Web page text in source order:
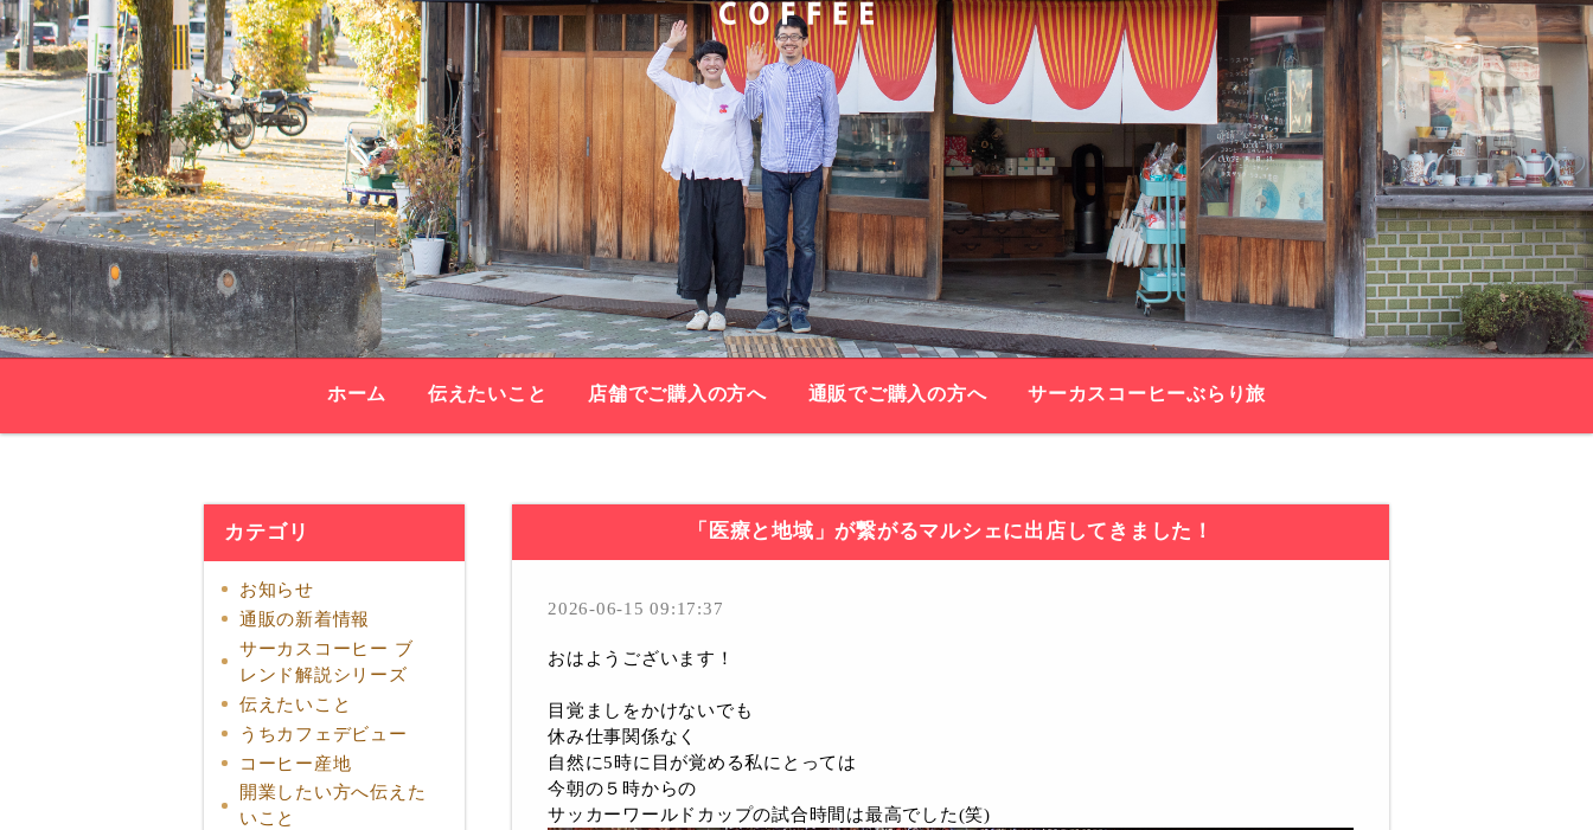
ホーム 伝えたいこと 店舗でご購入の方へ 通販でご購入の方へ サーカスコーヒーぶらり旅
カテゴリ
お知らせ
通販の新着情報
サーカスコーヒー ブ
レンド解説シリーズ
伝えたいこと
うちカフェデビュー
コーヒー産地
開業したい方へ伝えた
いこと
「医療と地域」が繋がるマルシェに出店してきました！
2026-06-15 09:17:37
おはようございます！
目覚ましをかけないでも
休み仕事関係なく
自然に5時に目が覚める私にとっては
今朝の５時からの
サッカーワールドカップの試合時間は最高でした(笑)